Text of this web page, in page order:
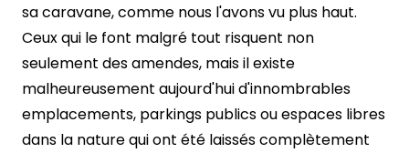
sa caravane, comme nous l'avons vu plus haut.
Ceux qui le font malgré tout risquent non
seulement des amendes, mais il existe
malheureusement aujourd'hui d'innombrables
emplacements, parkings publics ou espaces libres
dans la nature qui ont été laissés complètement